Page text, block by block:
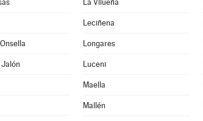
La Vilueña
Leciñena
Longares
Luceni
Maella
Mallén